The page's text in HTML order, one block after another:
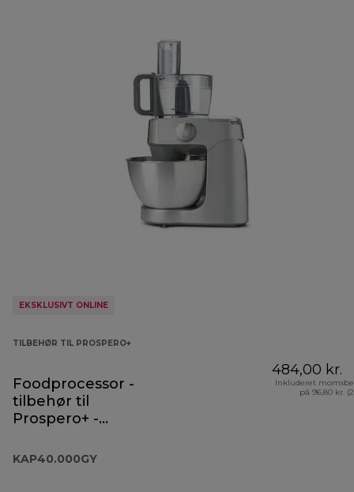
EKSKLUSIVT ONLINE
TILBEHØR TIL PROSPERO+
Foodprocessor -
tilbehør til
Prospero+ -
KAP40.000GY
484,00 kr.
Inkluderet
på 96,80 kr.